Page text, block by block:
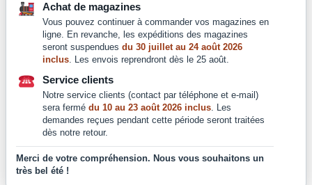
Pour offrir les meilleures expériences, nous utilisons des technologies
telles que les cookies pour stocker et/ou accéder aux informations des
appareils. Le fait de consentir à ces technologies nous permettra de
traiter des données telles que le comportement de navigation ou les ID
uniques sur ce site. Le fait de ne pas consentir ou de retirer son
consentement peut avoir un effet négatif sur certaines caractéristiques
et fonctions.
Accepter
Mentions légales
Conditions générales de
vente et d'utilisation
confidentialité
Achat de magazines
Vous pouvez continuer à commander vos magazines en
ligne. En revanche, les expéditions des magazines
seront suspendues du 30 juillet au 24 août 2026
inclus. Les envois reprendront dès le 25 août.
Service clients
Notre service clients (contact par téléphone et e-mail)
sera fermé du 10 au 23 août 2026 inclus. Les
demandes reçues pendant cette période seront traitées
dès notre retour.
Merci de votre compréhension. Nous vous souhaitons un
très bel été !